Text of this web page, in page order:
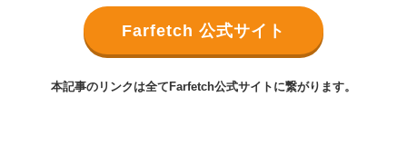
Farfetch 公式サイト
本記事のリンクは全てFarfetch公式サイトに繋がります。